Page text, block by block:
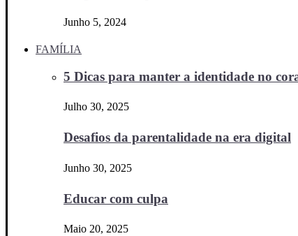
Junho 5, 2024
FAMÍLIA
5 Dicas para manter a identidade no
Julho 30, 2025
Desafios da parentalidade na era digital
Junho 30, 2025
Educar com culpa
Maio 20, 2025